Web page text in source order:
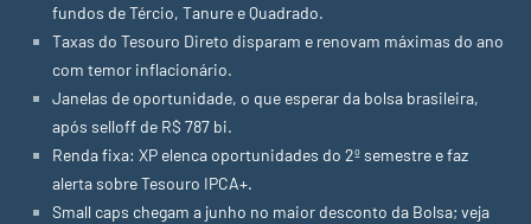
fundos de Tércio, Tanure e Quadrado.
Taxas do Tesouro Direto disparam e renovam máximas do ano
com temor inflacionário.
Janelas de oportunidade, o que esperar da bolsa brasileira,
após selloff de R$ 787 bi.
Renda fixa: XP elenca oportunidades do 2º semestre e faz
alerta sobre Tesouro IPCA+.
Small caps chegam a junho no maior desconto da Bolsa; veja